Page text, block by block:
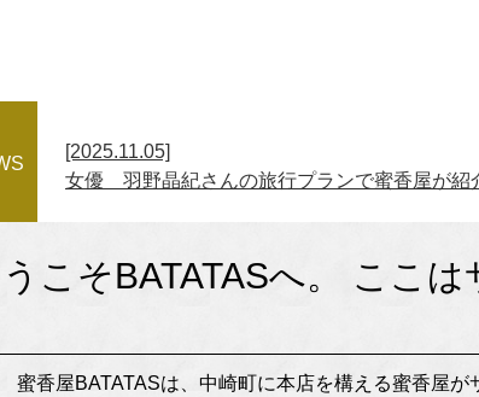
[2025.11.05]
こそBATATASへ。 ここ
蜜香屋BATATASは、中崎町に本店を構える蜜香屋